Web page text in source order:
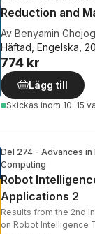
Reduction and
Av Benyamin
Häftad, Engelska,
774 kr
Lägg till
Skickas inom 10-15
Del 274 - Advances
Computing
Robot
Applications 2
Results from the 2nd
on Robot Intelligence